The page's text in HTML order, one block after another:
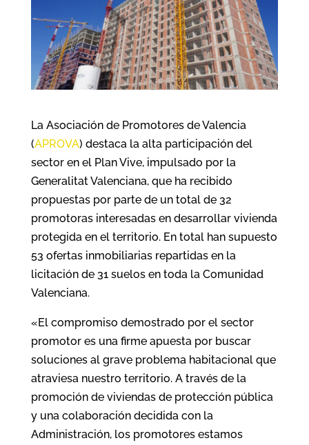
La Asociación de Promotores de Valencia
(APROVA) destaca la alta participación del
sector en el Plan Vive, impulsado por la
Generalitat Valenciana, que ha recibido
propuestas por parte de un total de 32
promotoras interesadas en desarrollar vivienda
protegida en el territorio. En total han supuesto
53 ofertas inmobiliarias repartidas en la
licitación de 31 suelos en toda la Comunidad
Valenciana.
«El compromiso demostrado por el sector
promotor es una firme apuesta por buscar
soluciones al grave problema habitacional que
atraviesa nuestro territorio. A través de la
promoción de viviendas de protección pública
y una colaboración decidida con la
Administración, los promotores estamos